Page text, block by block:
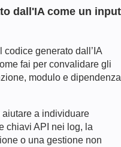
dall'IA come un input
generato dall’IA
fai per convalidare gli
modulo e dipendenza
a individuare
chiavi API nei log, la
o una gestione non